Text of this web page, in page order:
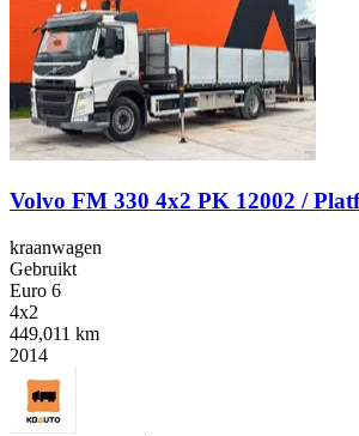
Volvo FM 330 4x2 PK 12002 /
kraanwagen
Gebruikt
Euro 6
4x2
449,011 km
2014